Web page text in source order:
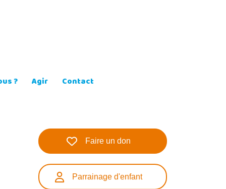
? Agir Contact
Faire un don
Parrainage d'enfant